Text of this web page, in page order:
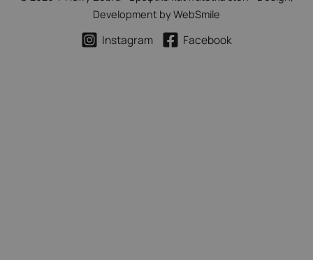
Development byWebSmile
Instagram Facebook